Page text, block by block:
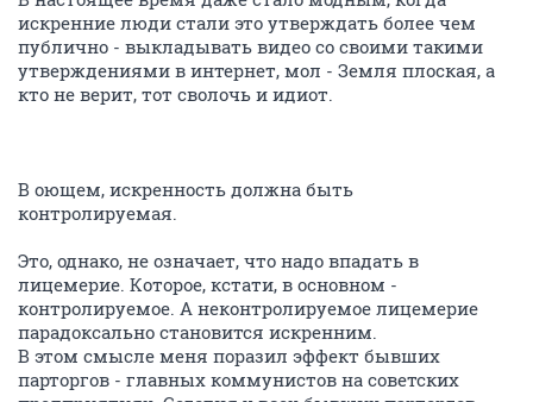
искренние люди стали это утверждать более чем
публично - выкладывать видео со своими такими
утверждениями в интернет, мол - Земля плоская, а
кто не верит, тот сволочь и идиот.
В оющем, искренность должна быть
контролируемая.
Это, однако, не означает, что надо впадать в
лицемерие. Которое, кстати, в основном -
контролируемое. А неконтролируемое лицемерие
парадоксально становится искренним.
В этом смысле меня поразил эффект бывших
парторгов - главных коммунистов на советских